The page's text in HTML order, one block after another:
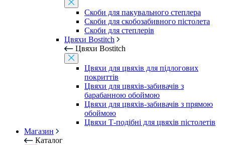
Скоби для пакувального степлера
Скоби для скобозабивного пістолета
Скоби для степлерів
Цвяхи Bostitch
Цвяхи Bostitch
Цвяхи для цвяхів для підлогових
покриттів
Цвяхи для цвяхів-забивачів з
барабанною обоймою
Цвяхи для цвяхів-забивачів з прямою
обоймою
Цвяхи Т-подібні для цвяхів пістолетів
Магазин
Каталог